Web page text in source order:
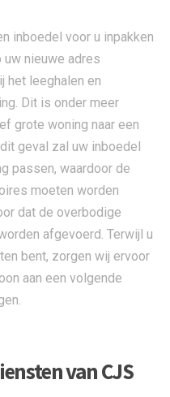
inboedel voor u inpakken
nieuwe adres
het leeghalen en
Dit is onder meer
grote woning naar een
geval zal uw inboedel
passen, waardoor de
moeten worden
dat de overbodige
afgevoerd. Terwijl u
bent, zorgen wij ervoor
aan een volgende
van CJS